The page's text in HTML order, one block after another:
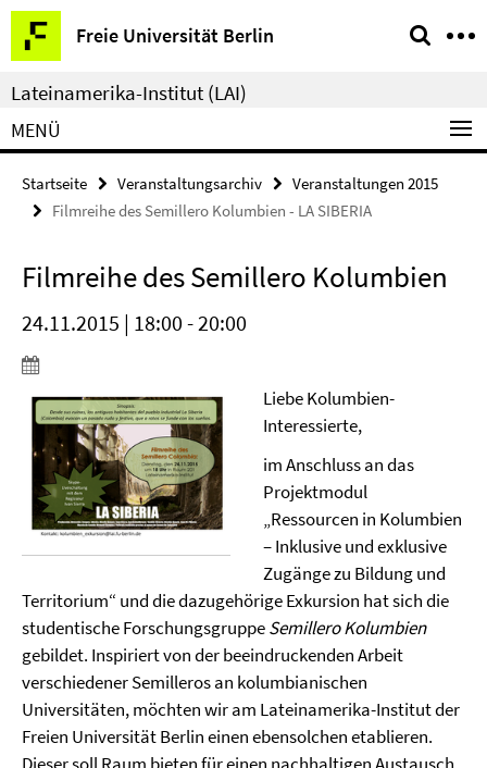
Springe
direkt
zu
Inhalt
Freie Universität Berlin
Service-
Navigation
Lateinamerika-Institut (LAI)
MENÜ
Startseite Veranstaltungsarchiv
Veranstaltungen 2015
Filmreihe des Semillero Kolumbien - LA SIBERIA
Filmreihe des Semillero Kolumbien
24.11.2015 | 18:00 - 20:00
Liebe Kolumbien-
Interessierte,
im Anschluss an das
Projektmodul
„Ressourcen in Kolumbien
– Inklusive und exklusive
Zugänge zu Bildung und
Territorium“ und die dazugehörige Exkursion hat sich die
studentische ForschungsgruppeSemillero Kolumbien
gebildet. Inspiriert von der beeindruckenden Arbeit
verschiedener Semilleros an kolumbianischen
Universitäten, möchten wir am Lateinamerika-Institut der
Freien Universität Berlin einen ebensolchen etablieren.